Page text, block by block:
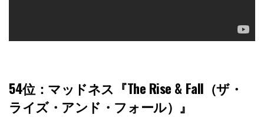
54位 ：マッドネス『The Rise & Fall（ザ・
ライズ・アンド・フォール）』